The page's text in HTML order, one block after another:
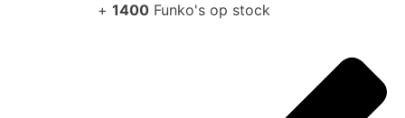
+ 1400 Funko's op stock